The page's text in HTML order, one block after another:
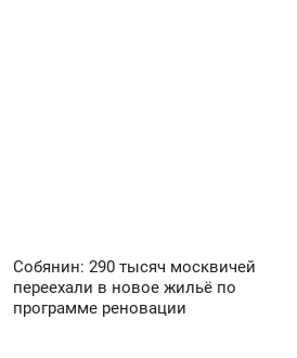
Собянин: 290 тысяч москвичей
переехали в новое жильё по
программе реновации